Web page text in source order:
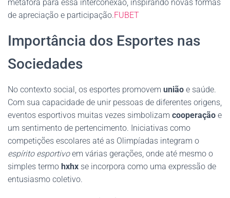
metáfora para essa interconexão, inspirando novas formas
de apreciação e participação.FUBET
Importância dos Esportes nas
Sociedades
No contexto social, os esportes promovem união e saúde.
Com sua capacidade de unir pessoas de diferentes origens,
eventos esportivos muitas vezes simbolizam cooperação e
um sentimento de pertencimento. Iniciativas como
competições escolares até as Olimpíadas integram o
espírito esportivoem várias gerações, onde até mesmo o
simples termo hxhx se incorpora como uma expressão de
entusiasmo coletivo.